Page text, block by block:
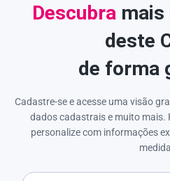
Descubra
deste
de forma
Cadastre-se e acesse uma visão
dados cadastrais e muito mais.
personalize com informações